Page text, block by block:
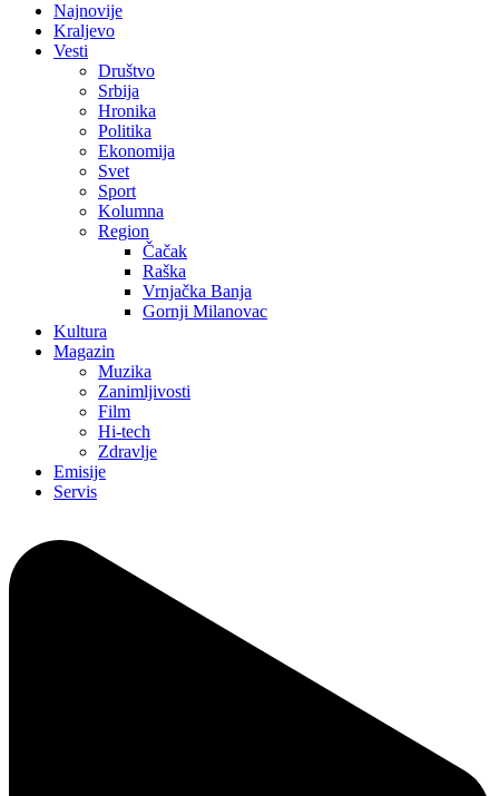
Najnovije
Kraljevo
Vesti
Društvo
Srbija
Hronika
Politika
Ekonomija
Svet
Sport
Kolumna
Region
Čačak
Raška
Vrnjačka Banja
Gornji Milanovac
Kultura
Magazin
Muzika
Zanimljivosti
Film
Hi-tech
Zdravlje
Emisije
Servis